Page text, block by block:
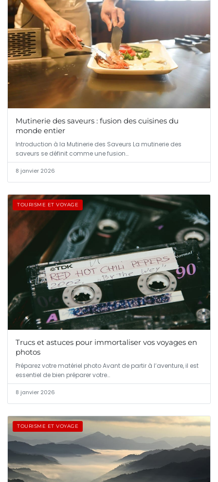
Mutinerie des saveurs : fusion des cuisines du
monde entier
Introduction à la Mutinerie des Saveurs La mutinerie des
saveurs se définit comme une fusion…
8 janvier 2026
TOURISME ET VOYAGE
Trucs et astuces pour immortaliser vos voyages en
photos
Préparez votre matériel photo Avant de partir à l’aventure, il est
essentiel de bien préparer votre…
8 janvier 2026
TOURISME ET VOYAGE